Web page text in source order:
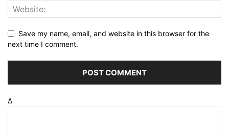
Save my name, email, and website in this browser for the
next time I comment.
Δ